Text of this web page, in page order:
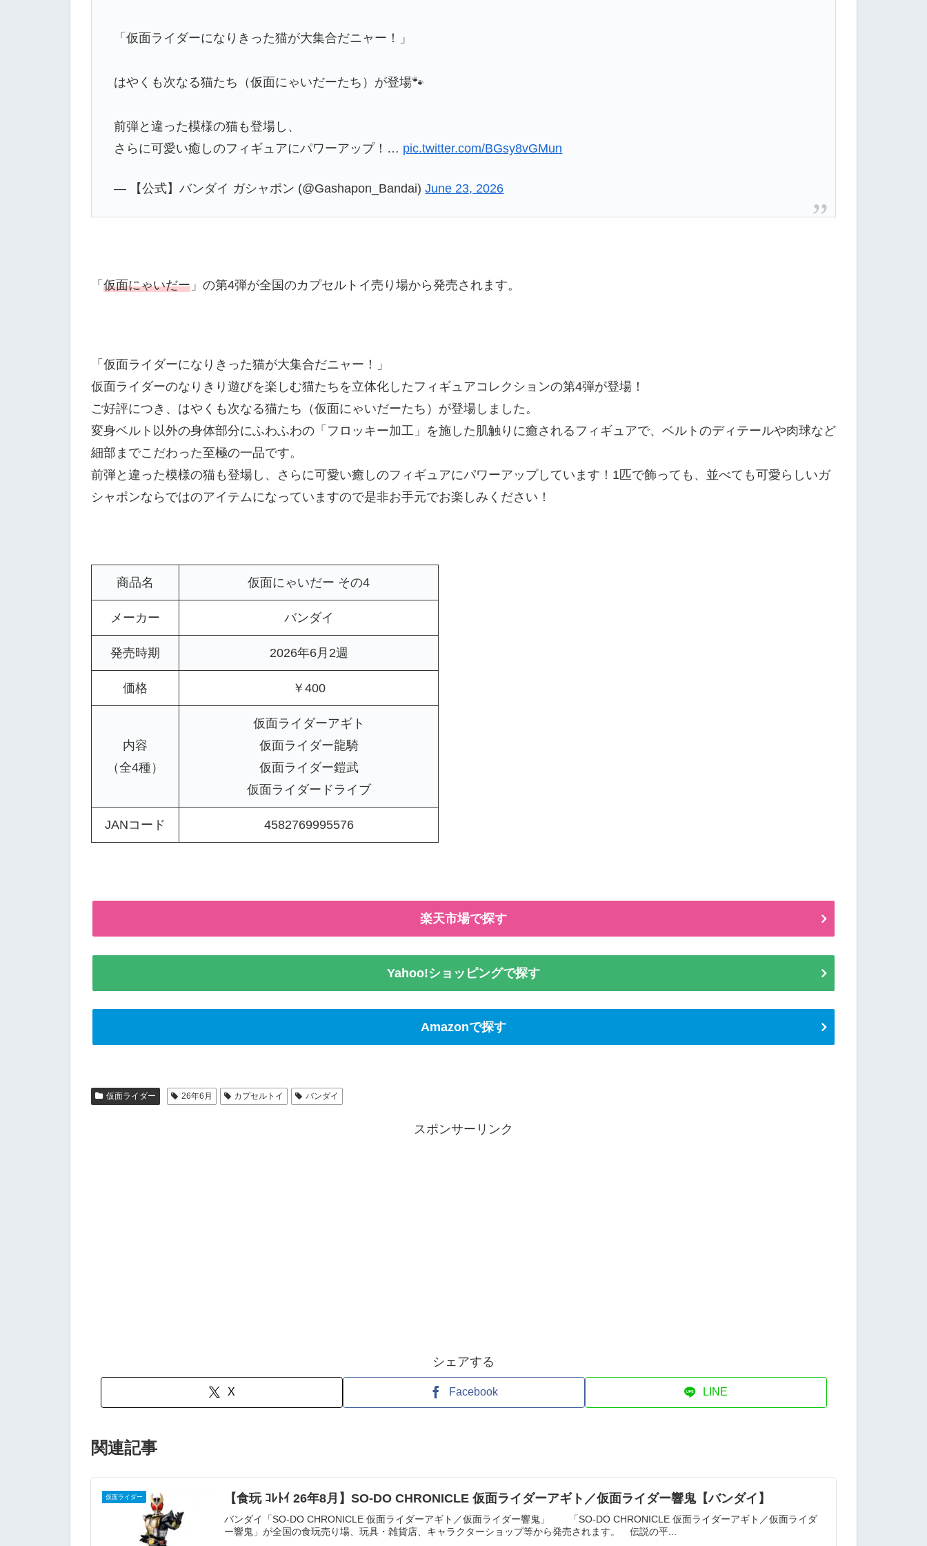
「仮面ライダーになりきった猫が大集合だニャー！」
はやくも次なる猫たち（仮面にゃいだーたち）が登場🐾
前弾と違った模様の猫も登場し、
さらに可愛い癒しのフィギュアにパワーアップ！… pic.twitter.com/BGsy8vGMun
— 【公式】バンダイ ガシャポン (@Gashapon_Bandai)June 23, 2026
「 仮面にゃいだー 」の第4弾が全国のカプセルトイ売り場から発売されます。
「仮面ライダーになりきった猫が大集合だニャー！」
仮面ライダーのなりきり遊びを楽しむ猫たちを立体化したフィギュアコレクションの第4弾が登場！
ご好評につき、はやくも次なる猫たち（仮面にゃいだーたち）が登場しました。
変身ベルト以外の身体部分にふわふわの「フロッキー加工」を施した肌触りに癒されるフィギュアで、ベルトのディテールや肉球など
細部までこだわった至極の一品です。
前弾と違った模様の猫も登場し、さらに可愛い癒しのフィギュアにパワーアップしています！1匹で飾っても、並べても可愛らしいガ
シャポンならではのアイテムになっていますので是非お手元でお楽しみください！
商品名 仮面にゃいだー その4
メーカー バンダイ
発売時期 2026年6月2週
価格 ￥400
内容
（全4種）
仮面ライダーアギト
仮面ライダー龍騎
仮面ライダー鎧武
仮面ライダードライブ
JANコード 4582769995576
楽天市場で探す
Yahoo!ショッピングで探す
Amazonで探す
仮面ライダー 26年6月 カプセルトイ バンダイ
スポンサーリンク
シェアする
X Facebook LINE
関連記事
仮面ライダー 【食玩 ｺﾚﾄｲ 26年8月】SO-DO CHRONICLE 仮面ライダーアギト／仮面ライダー響鬼【バンダイ】
バンダイ「SO-DO CHRONICLE 仮面ライダーアギト／仮面ライダー響鬼」 「SO-DO CHRONICLE 仮面ライダーアギト／仮面ライダ
ー響鬼」が全国の食玩売り場、玩具・雑貨店、キャラクターショップ等から発売されます。 伝説の平...